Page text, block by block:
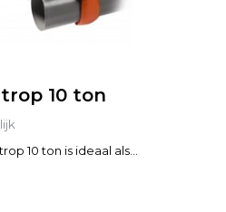
10 ton
10 ton is ideaal als...